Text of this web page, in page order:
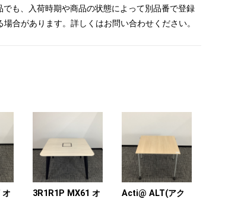
でも、入荷時期や商品の状態によって別品番で登録
場合があります。詳しくはお問い合わせください。
オ
3R1R1P MX61 オ
Acti@ ALT(アク